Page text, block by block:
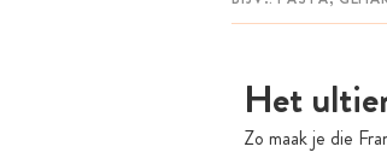
Het
Zo maak je die